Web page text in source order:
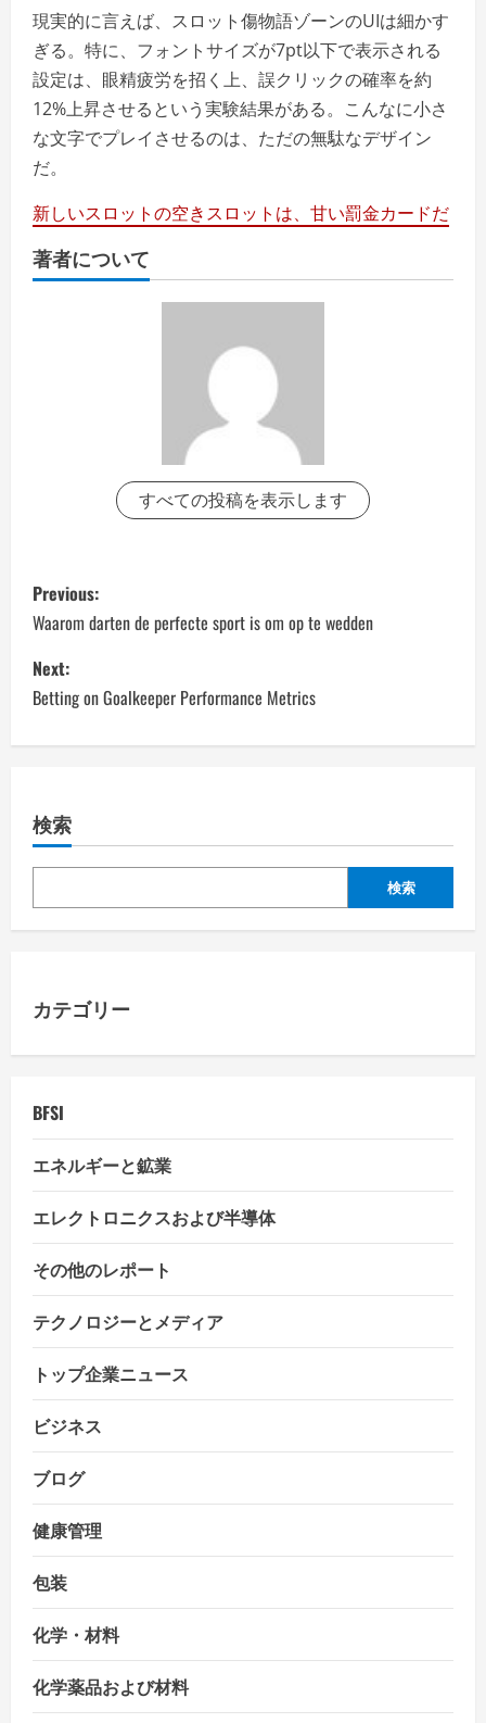
現実的に言えば、スロット傷物語ゾーンのUIは細かす
ぎる。特に、フォントサイズが7pt以下で表示される
設定は、眼精疲労を招く上、誤クリックの確率を約
12%上昇させるという実験結果がある。こんなに小さ
な文字でプレイさせるのは、ただの無駄なデザイン
だ。
新しいスロットの空きスロットは、甘い罰金カードだ
著者について
すべての投稿を表示します
P
o
s
t
a
v
i
a
o
n
Previous:
Waarom darten de perfecte sport is om op te wedden
Next:
Betting on Goalkeeper Performance Metrics
検索
検索
カテゴリー
BFSI
エネルギーと鉱業
エレクトロニクスおよび半導体
その他のレポート
テクノロジーとメディア
トップ企業ニュース
ビジネス
ブログ
健康管理
包装
化学・材料
化学薬品および材料